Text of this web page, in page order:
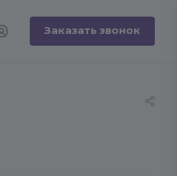
Заказать звонок